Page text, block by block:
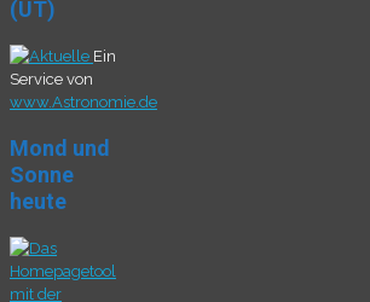
(UT)
Ein
Service von
www.Astronomie.de
Mond und
Sonne
heute